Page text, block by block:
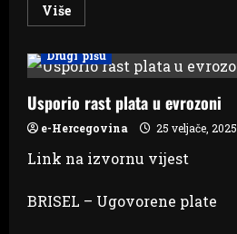
VišeRead
more
Oldschool
club
organizira
hvale
vrijednu
akciju
Širokobriježanina
Drugi pišu
Usporio rast plata u evrozoni
e-Hercegovina 25 veljače, 2025
Link na izvornu vijest
BRISEL – Ugovorene plate